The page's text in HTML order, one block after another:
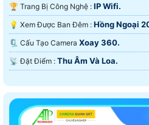
🏆 Trang Bị Công Nghệ : IP Wifi.
💡 Xem Được Ban Đêm : Hồng Ngoại
🗜️ Cấu Tạo Camera Xoay 360.
️📡 Đặt Điểm : Thu Âm Và Loa.